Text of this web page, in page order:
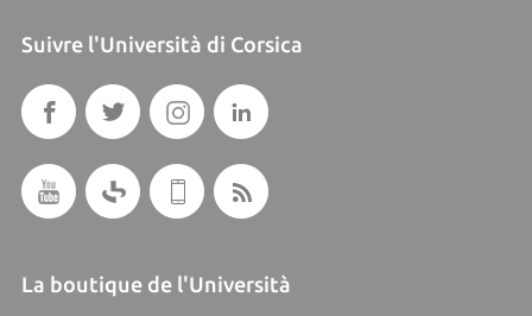
Suivre l'Università di Corsica
La boutique de l'Università